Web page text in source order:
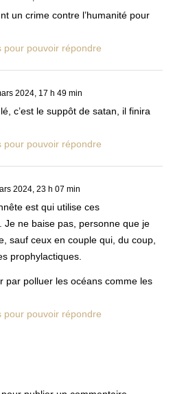
un crime contre l’humanité pour
pour pouvoir répondre
2024, 17 h 49 min
c’est le suppôt de satan, il finira
pour pouvoir répondre
2024, 23 h 07 min
est qui utilise ces
Je ne baise pas, personne que je
sauf ceux en couple qui, du coup,
prophylactiques.
par polluer les océans comme les
pour pouvoir répondre